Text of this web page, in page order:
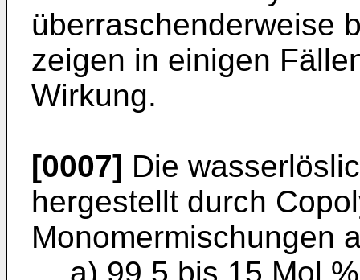
überraschenderweise
zeigen in einigen
Wirkung.
[0007] Die
hergestellt durch
Monomermischungen
a) 99,5 bis 15